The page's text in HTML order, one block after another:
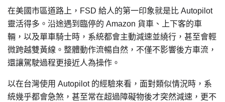
在美國市區道路上，FSD 給人的第一印象就是比 Autopilot
靈活得多。沿途遇到臨停的 Amazon 貨車、上下客的車
輛，以及單車騎士時，系統都會主動減速並繞行，甚至會輕
微跨越雙黃線。整體動作流暢自然，不僅不影響後方車流，
還讓駕駛過程更接近人為操作。
以在台灣使用 Autopilot 的經驗來看，面對類似情況時，系
統幾乎都會急煞，甚至常在超過障礙物後才突然減速，更不